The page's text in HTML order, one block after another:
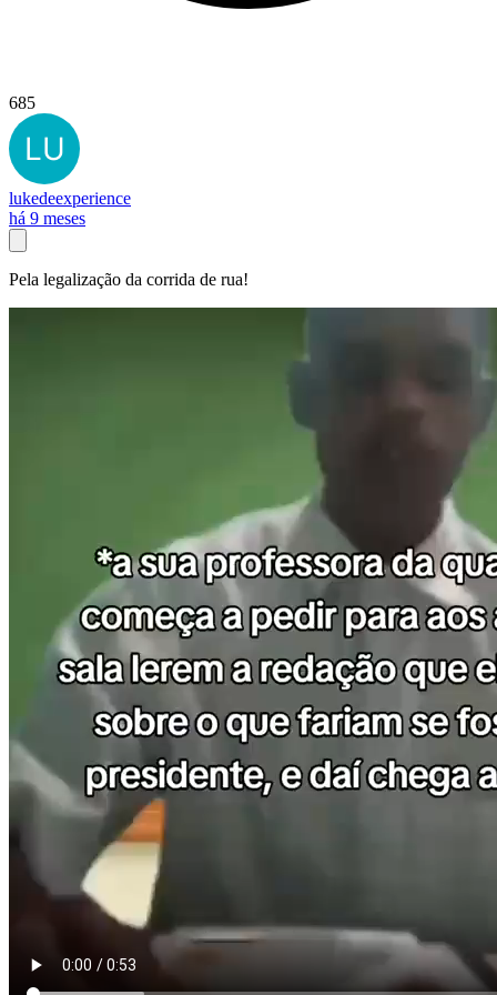
685
lukedeexperience
há 9 meses
Pela legalização da corrida de rua!